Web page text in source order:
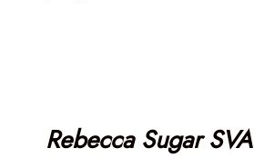
Rebecca Sugar